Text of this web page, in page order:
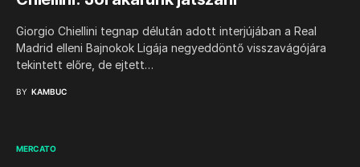
Giorgio Chiellini tegnap délután adott interjújában a Real
Madrid elleni Bajnokok Ligája negyeddöntő visszavágójára
tekintett előre, de ejtett…
BY KAMBUC
MERCATO